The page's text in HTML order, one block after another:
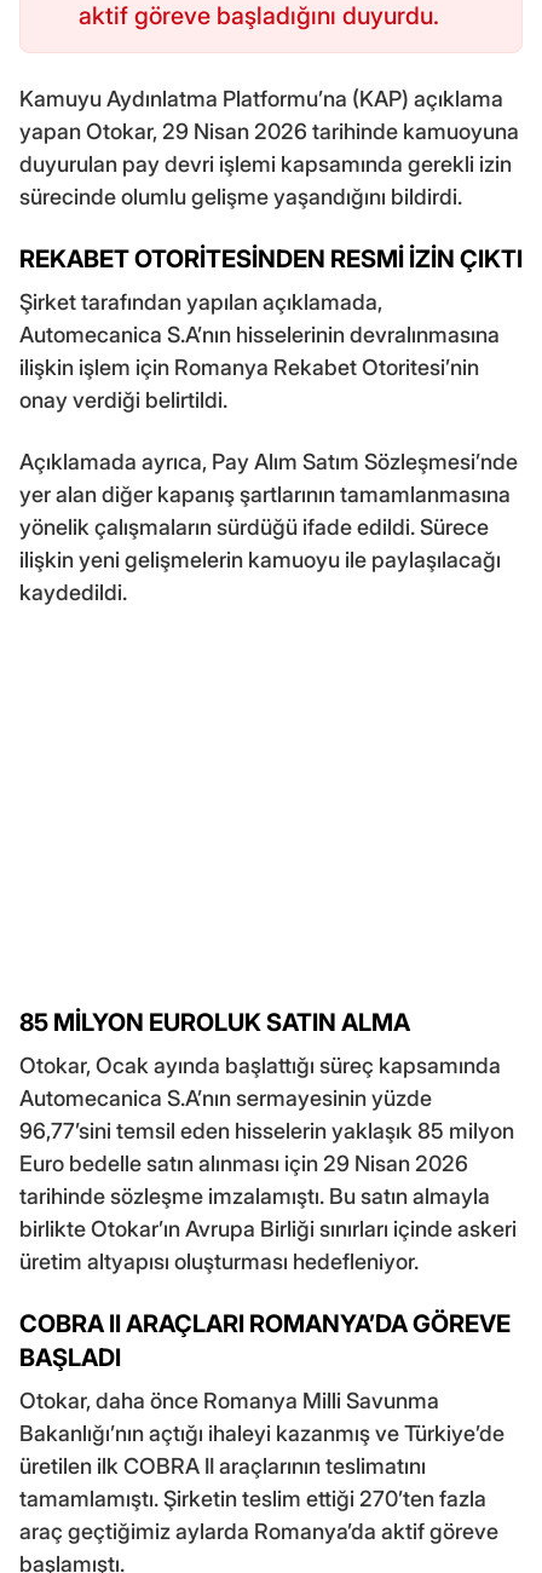
aktif göreve başladığını duyurdu.
Kamuyu Aydınlatma Platformu’na (KAP) açıklama
yapan Otokar, 29 Nisan 2026 tarihinde kamuoyuna
duyurulan pay devri işlemi kapsamında gerekli izin
sürecinde olumlu gelişme yaşandığını bildirdi.
REKABET OTORİTESİNDEN RESMİ İZİN ÇIKTI
Şirket tarafından yapılan açıklamada,
Automecanica S.A’nın hisselerinin devralınmasına
ilişkin işlem için Romanya Rekabet Otoritesi’nin
onay verdiği belirtildi.
Açıklamada ayrıca, Pay Alım Satım Sözleşmesi’nde
yer alan diğer kapanış şartlarının tamamlanmasına
yönelik çalışmaların sürdüğü ifade edildi. Sürece
ilişkin yeni gelişmelerin kamuoyu ile paylaşılacağı
kaydedildi.
85 MİLYON EUROLUK SATIN ALMA
Otokar, Ocak ayında başlattığı süreç kapsamında
Automecanica S.A’nın sermayesinin yüzde
96,77’sini temsil eden hisselerin yaklaşık 85 milyon
Euro bedelle satın alınması için 29 Nisan 2026
tarihinde sözleşme imzalamıştı. Bu satın almayla
birlikte Otokar’ın Avrupa Birliği sınırları içinde askeri
üretim altyapısı oluşturması hedefleniyor.
COBRA II ARAÇLARI ROMANYA’DA GÖREVE
BAŞLADI
Otokar, daha önce Romanya Milli Savunma
Bakanlığı’nın açtığı ihaleyi kazanmış ve Türkiye’de
üretilen ilk COBRA II araçlarının teslimatını
tamamlamıştı. Şirketin teslim ettiği 270’ten fazla
araç geçtiğimiz aylarda Romanya’da aktif göreve
başlamıştı.